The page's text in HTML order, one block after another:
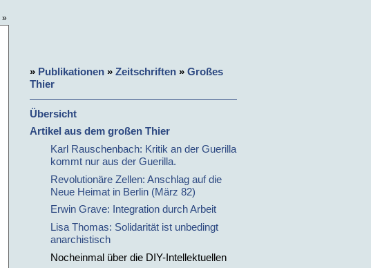
»
» Publikationen » Zeitschriften » Großes
Thier
Übersicht
Artikel aus dem großen Thier
Karl Rauschenbach: Kritik an der Guerilla
kommt nur aus der Guerilla.
Revolutionäre Zellen: Anschlag auf die
Neue Heimat in Berlin (März 82)
Erwin Grave: Integration durch Arbeit
Lisa Thomas: Solidarität ist unbedingt
anarchistisch
Nocheinmal über die DIY-Intellektuellen